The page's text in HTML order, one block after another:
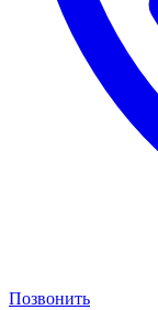
Позвонить